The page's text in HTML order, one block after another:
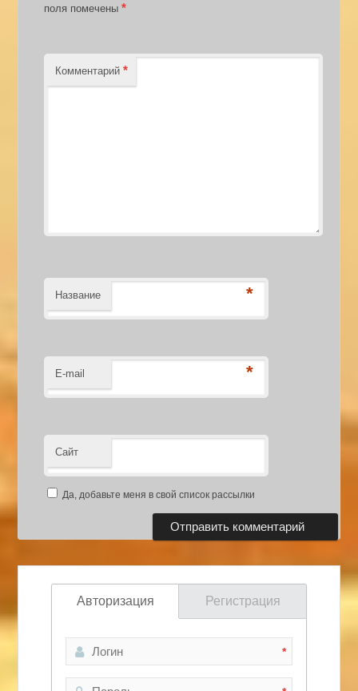
поля помечены*
Комментарий*
Название *
E-mail *
Сайт
Да, добавьте меня в свой список рассылки
Авторизация Регистрация
*